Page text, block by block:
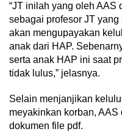
“JT inilah yang oleh AAS
sebagai profesor JT
akan mengupayakan
anak dari HAP.
serta anak HAP ini saat
tidak lulus,” jelasnya.
Selain menjanjikan
meyakinkan korban,
dokumen file pdf.